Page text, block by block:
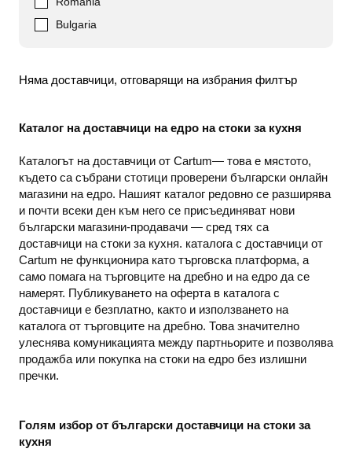
Bulgaria
Няма доставчици, отговарящи на избрания филтър
Каталог на доставчици на едро на стоки за кухня
Каталогът на доставчици от Cartum— това е мястото,
където са събрани стотици проверени български онлайн
магазини на едро. Нашият каталог редовно се разширява
и почти всеки ден към него се присъединяват нови
български магазини-продавачи — сред тях са
доставчици на стоки за кухня. каталога с доставчици от
Cartum не функционира като търговска платформа, а
само помага на търговците на дребно и на едро да се
намерят. Публикуването на оферта в каталога с
доставчици е безплатно, както и използването на
каталога от търговците на дребно. Това значително
улеснява комуникацията между партньорите и позволява
продажба или покупка на стоки на едро без излишни
пречки.
Голям избор от български доставчици на стоки за
кухня